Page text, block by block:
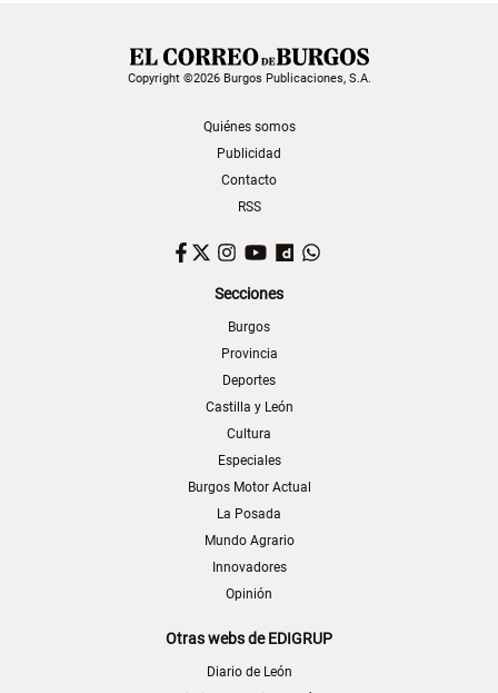
Copyright ©2026 Burgos Publicaciones, S.A.
Quiénes somos
Publicidad
Contacto
RSS
Facebook
TwitterInstagram
YouTubeDailymotion
Secciones
Burgos
Provincia
Deportes
Castilla y León
Cultura
Especiales
Burgos Motor Actual
La Posada
Mundo Agrario
Innovadores
Opinión
Otras webs de EDIGRUP
Diario de León